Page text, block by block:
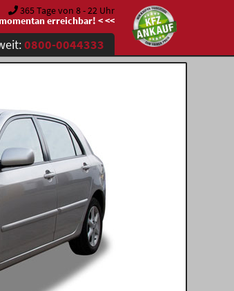
365 Tage von 8 - 22 Uhr
erreichbar! < <<
0800-0044333